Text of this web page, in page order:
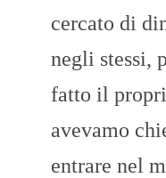
cercato di
negli stessi,
fatto il
avevamo
entrare nel